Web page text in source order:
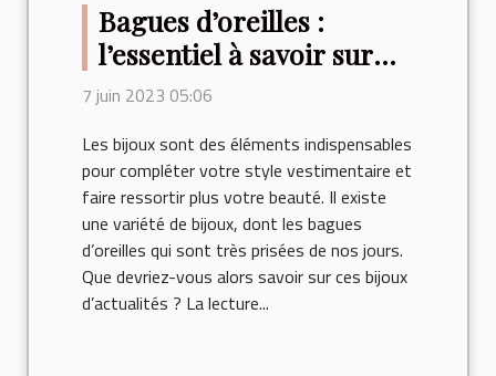
Bagues d’oreilles :
l’essentiel à savoir sur
ces bijoux d’actualité
7 juin 2023 05:06
Les bijoux sont des éléments indispensables
pour compléter votre style vestimentaire et
faire ressortir plus votre beauté. Il existe
une variété de bijoux, dont les bagues
d’oreilles qui sont très prisées de nos jours.
Que devriez-vous alors savoir sur ces bijoux
d’actualités ? La lecture...